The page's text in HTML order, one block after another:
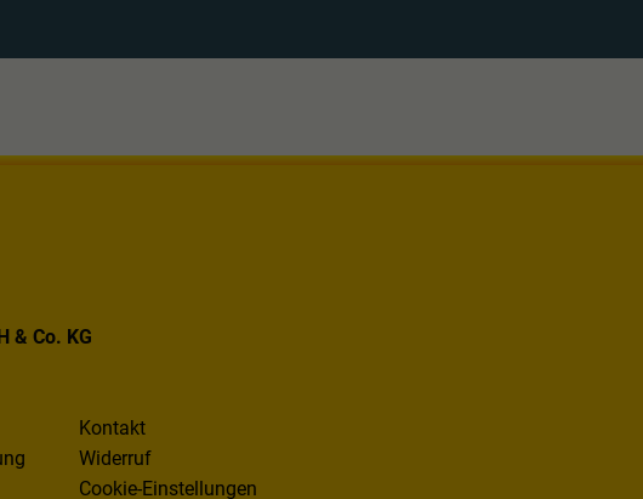
& Co. KG
Kontakt
Widerruf
Cookie-Einstellungen